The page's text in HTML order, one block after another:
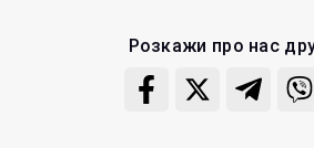
Розкажи про нас